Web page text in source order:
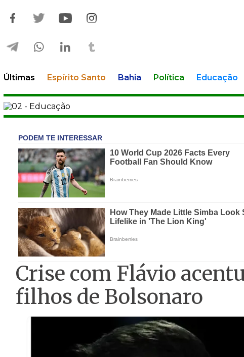
Últimas Espírito Santo Bahia Política Educação
Crise com Flávio
filhos de Bolsonaro